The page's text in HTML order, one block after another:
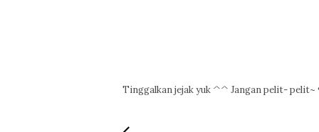
Tinggalkan jejak yuk ^^ Jangan pelit- pelit~